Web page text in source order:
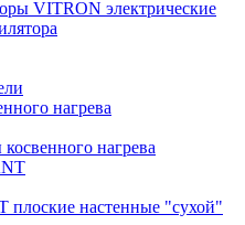
VITRON электрические
нагрева
нагрева
настенные "сухой"